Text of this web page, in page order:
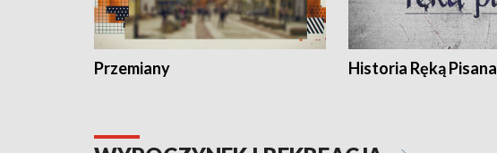
Przemiany Historia Ręką Pisana